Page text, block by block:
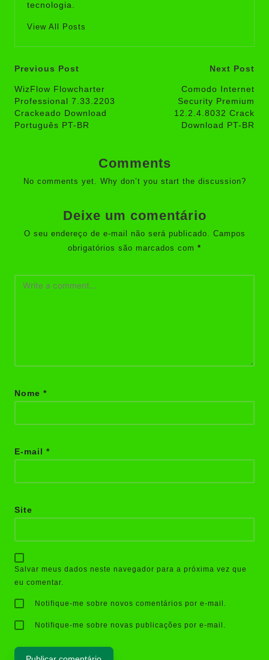
tecnologia.
View All Posts
Post
navigation
Previous Post
WizFlow Flowcharter
Professional 7.33.2203
Crackeado Download
Português PT-BR
Next Post
Comodo Internet
Security Premium
12.2.4.8032 Crack
Download PT-BR
Comments
No comments yet. Why don’t you start the discussion?
Deixe um comentário
O seu endereço de e-mail não será publicado.
Campos
obrigatórios são marcados com *
Nome *
E-mail *
Site
Salvar meus dados neste navegador para a próxima vez que
eu comentar.
Notifique-me sobre novos comentários por e-mail.
Notifique-me sobre novas publicações por e-mail.